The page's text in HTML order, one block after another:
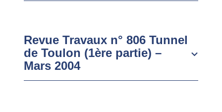
Revue Travaux n° 806 Tunnel
de Toulon (1ère partie) –
Mars 2004